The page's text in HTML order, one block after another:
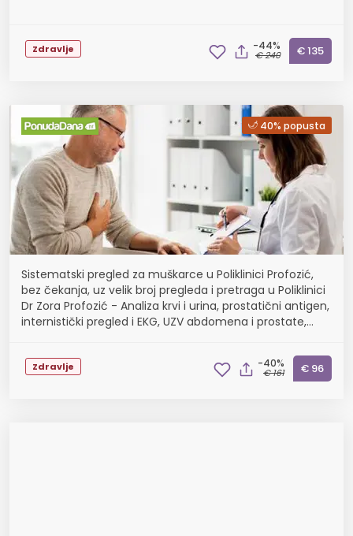
Zdravlje -44%
€ 240 € 135
40% popusta
Sistematski pregled za muškarce u Poliklinici Profozić,
bez čekanja, uz velik broj pregleda i pretraga u Poliklinici
Dr Zora Profozić - Analiza krvi i urina, prostatični antigen,
internistički pregled i EKG, UZV abdomena i prostate,
Zdravlje -40%
€ 161 € 96